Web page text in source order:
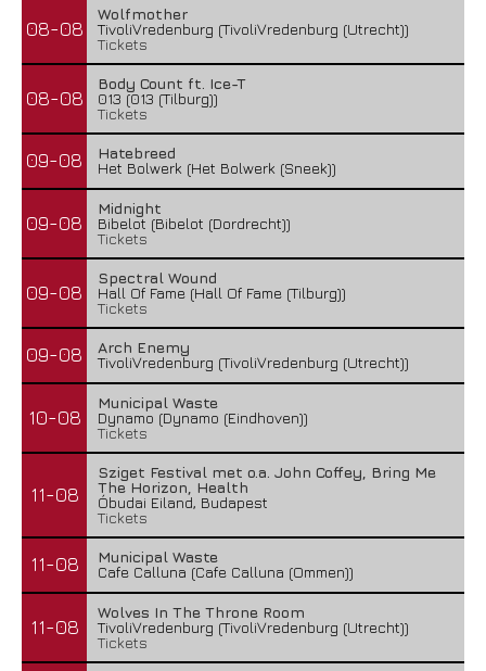
08-08
Wolfmother
TivoliVredenburg (TivoliVredenburg (Utrecht))
Tickets
08-08
Body Count ft. Ice-T
013 (013 (Tilburg))
Tickets
09-08
Hatebreed
Het Bolwerk (Het Bolwerk (Sneek))
09-08
Midnight
Bibelot (Bibelot (Dordrecht))
Tickets
09-08
Spectral Wound
Hall Of Fame (Hall Of Fame (Tilburg))
Tickets
09-08
Arch Enemy
TivoliVredenburg (TivoliVredenburg (Utrecht))
10-08
Municipal Waste
Dynamo (Dynamo (Eindhoven))
Tickets
11-08
Sziget Festival met o.a. John Coffey, Bring Me
The Horizon, Health
Óbudai Eiland, Budapest
Tickets
11-08
Municipal Waste
Cafe Calluna (Cafe Calluna (Ommen))
11-08
Wolves In The Throne Room
TivoliVredenburg (TivoliVredenburg (Utrecht))
Tickets